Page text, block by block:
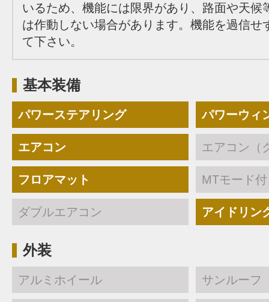
いるため、機能には限界があり、路面や天候
は作動しない場合があります。機能を過信せ
て下さい。
基本装備
パワーステアリング パワーウィ
エアコン エアコン（
フロアマット MTモード
ダブルエアコン アイドリン
外装
アルミホイール サンルーフ